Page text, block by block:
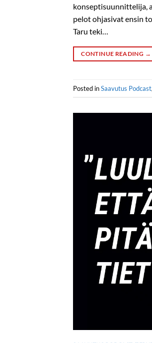
konseptisuunnittelija,
pelot ohjasivat ensin
Taru teki…
CONTINUE READING →
Posted inSaavutus Podcast,